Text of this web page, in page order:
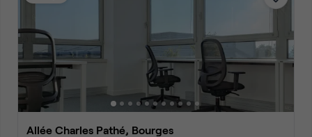
Allée Charles Pathé, Bourges